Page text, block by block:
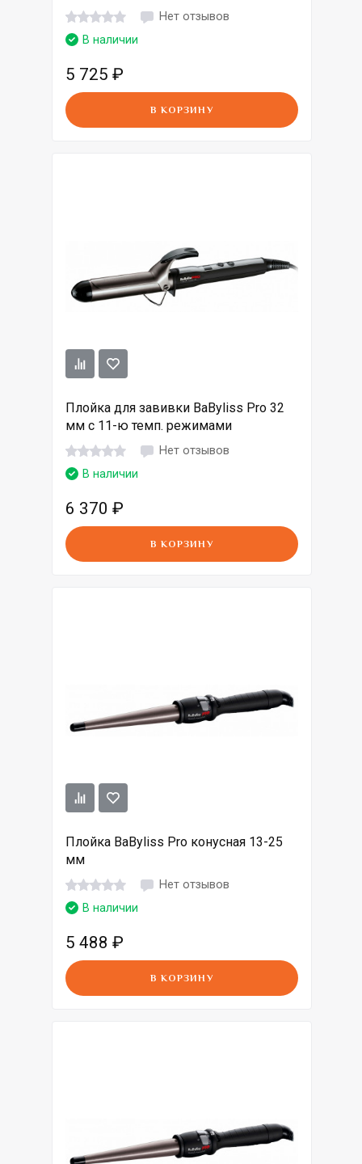
Нет отзывов
В наличии
5 725 ₽
В КОРЗИНУ
Плойка для завивки BaByliss Pro 32
мм с 11-ю темп. режимами
Нет отзывов
В наличии
6 370 ₽
В КОРЗИНУ
Плойка BaByliss Pro конусная 13-25
мм
Нет отзывов
В наличии
5 488 ₽
В КОРЗИНУ